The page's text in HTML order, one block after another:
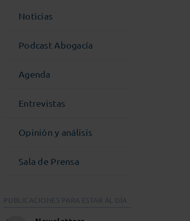
Noticias
Podcast Abogacía
Agenda
Entrevistas
Opinión y análisis
Sala de Prensa
PUBLICACIONES PARA ESTAR AL DÍA